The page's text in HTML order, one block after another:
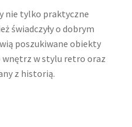
nie tylko praktyczne
świadczyły o dobrym
poszukiwane obiekty
wnętrz w stylu retro oraz
z historią.